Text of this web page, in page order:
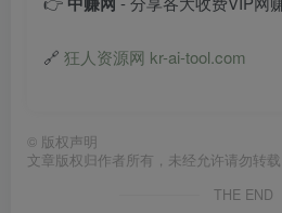
🔗 狂人资源网 kr-ai-tool.com
© 版权声明
文章版权归作者所有，未经允许请勿转载
THE END